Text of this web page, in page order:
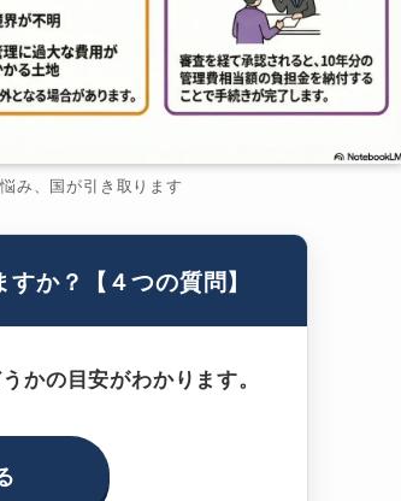
み、国が引き取ります
か？【４つの質問】
かの目安がわかります。